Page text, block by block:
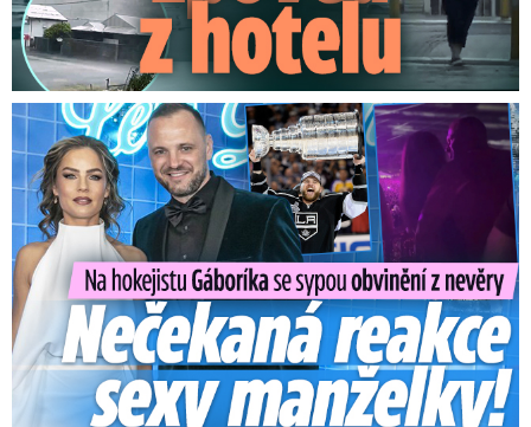
Na Gáboríka se sypou obvinění z nevěry: Reakce manželky!